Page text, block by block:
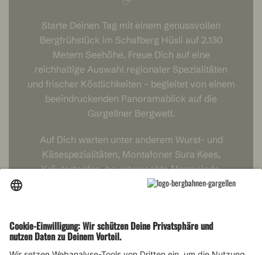
Starte Deinen Tag mit einem genussvollen
Bergfrühstück im Schafberg Hüsli auf 2.130
Metern Seehöhe. Freue Dich auf eine
reichhaltige Auswahl regionaler Spezialitäten
und frischer Köstlichkeiten – begleitet von einem
beeindruckenden Panoramablick auf die
Gargellner Bergwelt.
Auf Dich warten unter anderem Wurst- und
Käsespezialitäten, Montafoner Sura Kees,
Kräutertopfen, hausgemachte Marmelade,
Honig, Nutella, Müsli, der typisch Montafoner
genussvoll und voller Energie.